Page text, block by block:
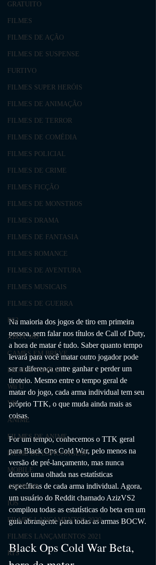
GRATUITO
FILMES
FILMES DE AÇÃO
FILMES DE SUSPENSE
FURTIVO
FILMES SUPER HERÓIS
FILMES DE ANIMAÇÃO
FILMES DE TERROR
FILMES DE COMÉDIA
FILMES POLICIAL
FILMES DE CRIME
FILMES FICÇÃO
FILMES DE MONSTROS
FILMES DRAMA
FILMES DE FANTASIA
FILMES ROMANCE
FILMES DE AVENTURA
FILMES MUSICAIS
FILMES DE GUERRA
PS3
XBOX 360
GAMES EM BREVE
FILMES FAMÍLIA
Wii U
VR
ANIME
FILMES DE ANIME
FILME DE ESPIONAGEM
MOBILE
ANDROID
IOS
FILMES LANÇAMENTOS 2020
FILMES LANÇAMENTOS 2021
RTS
Na maioria dos jogos de tiro em primeira
pessoa, sem falar nos títulos de Call of Duty,
a hora de matar é tudo. Saber quanto tempo
levará para você matar outro jogador pode
ser a diferença entre ganhar e perder um
tiroteio. Mesmo entre o tempo geral de
matar do jogo, cada arma individual tem seu
próprio TTK, o que muda ainda mais as
coisas.
Por um tempo, conhecemos o TTK geral
para Black Ops Cold War, pelo menos na
versão de pré-lançamento, mas nunca
demos uma olhada nas estatísticas
específicas de cada arma individual. Agora,
um usuário do Reddit chamado AzizVS2
compilou todas as estatísticas do beta em um
guia abrangente para todas as armas BOCW.
Black Ops Cold War Beta,